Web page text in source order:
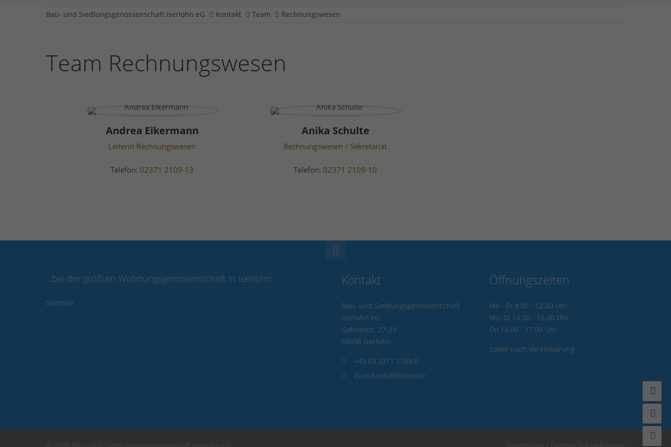
Bau- und Siedlungsgenossenschaft Iserlohn eG Kontakt Team Rechnungswesen
Team Rechnungswesen
Andrea Eikermann
Leiterin Rechnungswesen
Telefon:02371 2109-13
Anika Schulte
Rechnungswesen / Sekretariat
Telefon:02371 2109-10
...bei der größten Wohnungsgenossenschaft in Iserlohn.
Sitemap
Kontakt
Bau- und Siedlungsgenossenschaft
Iserlohn eG
Galmeistr. 27-29
58636 Iserlohn
+49 (0) 2371 2109-0
Zum Kontaktformular
Öffnungszeiten
Mo - Fr 8.00 - 12.00 Uhr
Mo, Di 14.00 - 16.00 Uhr
Do 14.00 - 17.00 Uhr
sowie nach Vereinbarung